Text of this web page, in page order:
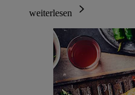
weiterlesen